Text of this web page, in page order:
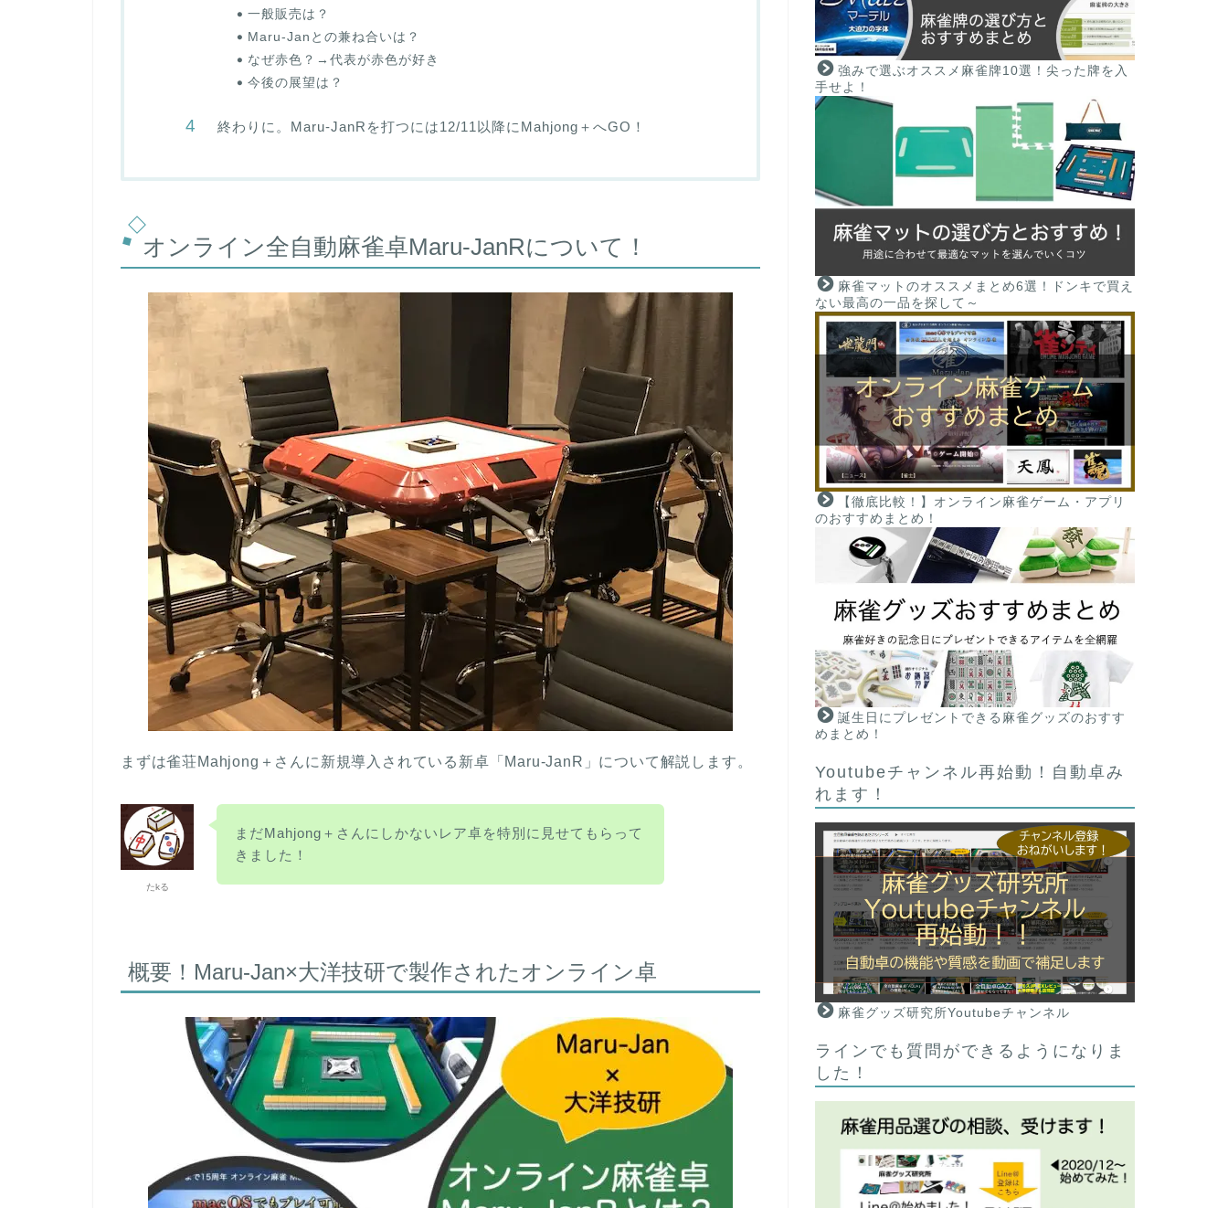
一般販売は？
Maru-Janとの兼ね合いは？
なぜ赤色？→代表が赤色が好き
今後の展望は？
終わりに。Maru-JanRを打つには12/11以降にMahjong＋へGO！
オンライン全自動麻雀卓Maru-JanRについて！
まずは雀荘Mahjong＋さんに新規導入されている新卓「Maru-JanR」について解説します。
たkる
まだMahjong＋さんにしかないレア卓を特別に見せてもらって
きました！
概要！Maru-Jan×大洋技研で製作されたオンライン卓
強みで選ぶオススメ麻雀牌10選！尖った牌を入
手せよ！
麻雀マットのオススメまとめ6選！ドンキで買え
ない最高の一品を探して～
【徹底比較！】オンライン麻雀ゲーム・アプリ
のおすすめまとめ！
誕生日にプレゼントできる麻雀グッズのおすす
めまとめ！
Youtubeチャンネル再始動！自動卓み
れます！
麻雀グッズ研究所Youtubeチャンネル
ラインでも質問ができるようになりま
した！